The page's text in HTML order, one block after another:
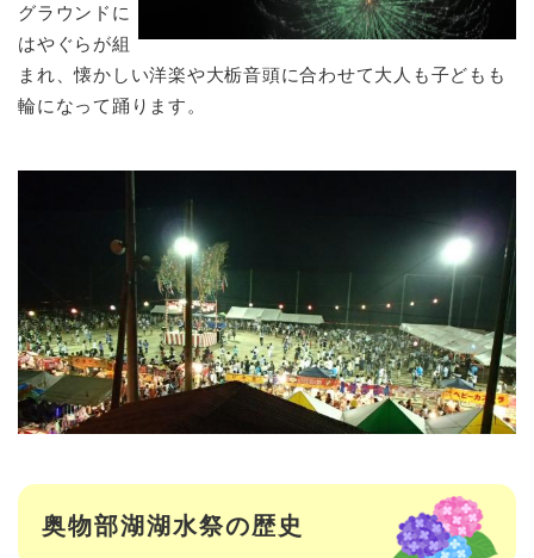
グラウンドに
はやぐらが組
まれ、懐かしい洋楽や大栃音頭に合わせて大人も子どもも
輪になって踊ります。
奥物部湖湖水祭の歴史